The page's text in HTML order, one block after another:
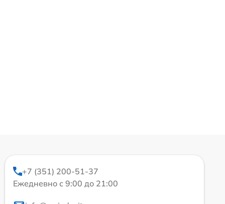
+7 (351) 200-51-37
Ежедневно с 9:00 до 21:00